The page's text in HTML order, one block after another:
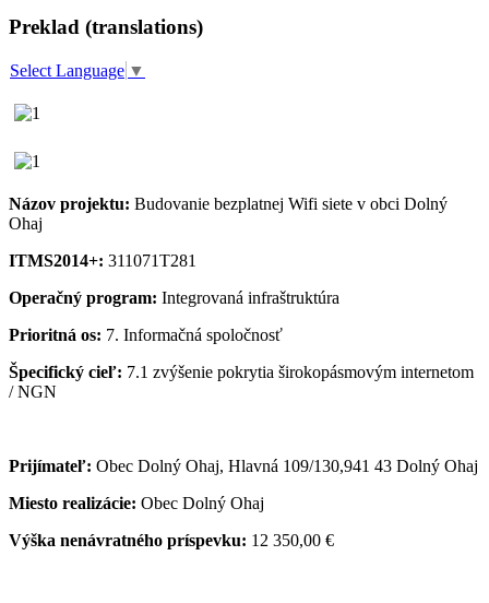
Preklad (translations)
Select Language ▼
Názov projektu: Budovanie bezplatnej Wifi siete v obci Dolný
Ohaj
ITMS2014+: 311071T281
Operačný program: Integrovaná infraštruktúra
Prioritná os: 7. Informačná spoločnosť
Špecifický cieľ: 7.1 zvýšenie pokrytia širokopásmovým internetom
/ NGN
Prijímateľ: Obec Dolný Ohaj, Hlavná 109/130,941 43 Dolný Ohaj
Miesto realizácie: Obec Dolný Ohaj
Výška nenávratného príspevku: 12 350,00 €